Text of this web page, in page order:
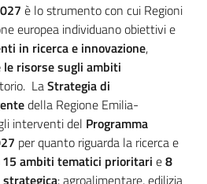
è lo strumento con cui Regioni
europea individuano obiettivi e
in ricerca e innovazione,
le risorse sugli ambiti
LaStrategia di
della Regione Emilia-
interventi del Programma
per quanto riguarda la ricerca e
15 ambiti tematici prioritari e8
strategica: agroalimentare, edilizia